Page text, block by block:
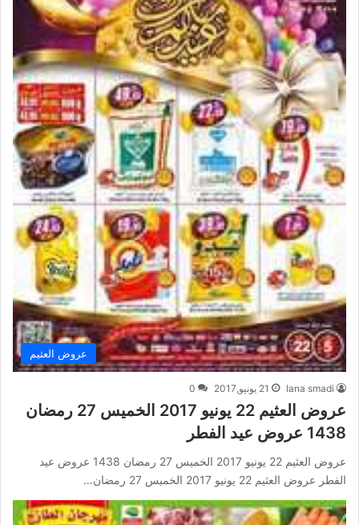
عروض العثيم
lana smadi 21 يونيو,2017 0
عروض العثيم 22 يونيو 2017 الخميس 27 رمضان
1438 عروض عيد الفطر
عروض العثيم 22 يونيو 2017 الخميس 27 رمضان 1438 عروض عيد
الفطر عروض العثيم 22 يونيو 2017 الخميس 27 رمضان…